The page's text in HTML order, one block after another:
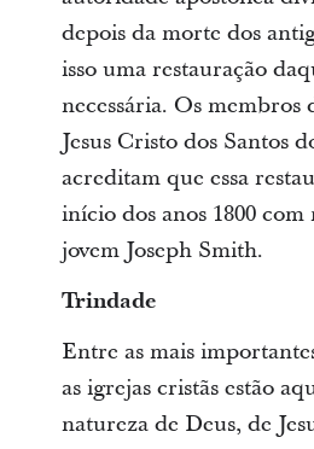
depois da morte dos
isso uma restauração
necessária. Os membros
Jesus Cristo dos Santos
acreditam que essa
início dos anos 1800 com
jovem Joseph Smith.
Trindade
Entre as mais
as igrejas cristãs estão
natureza de Deus, de